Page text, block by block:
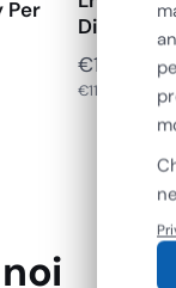
Per
€13,68
€11,21